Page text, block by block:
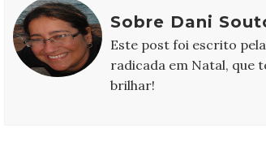
Sobre Dani
Este post foi escrito
radicada em Natal, que
brilhar!